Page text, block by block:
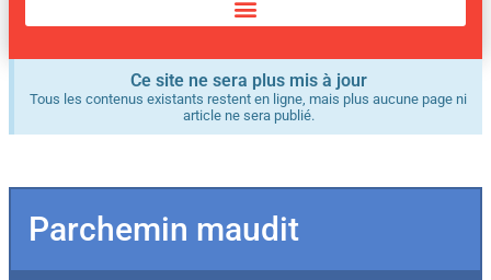
Ce site ne sera plus mis à jour
Tous les contenus existants restent en ligne, mais plus aucune page ni
article ne sera publié.
Parchemin maudit